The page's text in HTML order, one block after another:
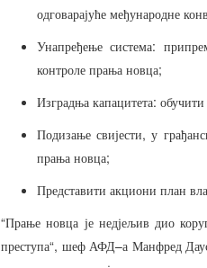
одговарајуће међународне
Унапређење система:
контроле прања новца;
Изградња капацитета: обучити
Подизање свијести,у
прања новца;
Представити акциони план
“Прање новца је недјељив дио
преступа“, шеф АФД–а Манфред